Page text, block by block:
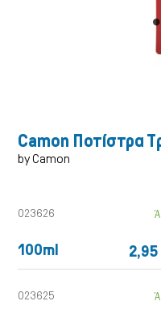
Camon Ποτίστρα
by Camon
100ml
023626
023625